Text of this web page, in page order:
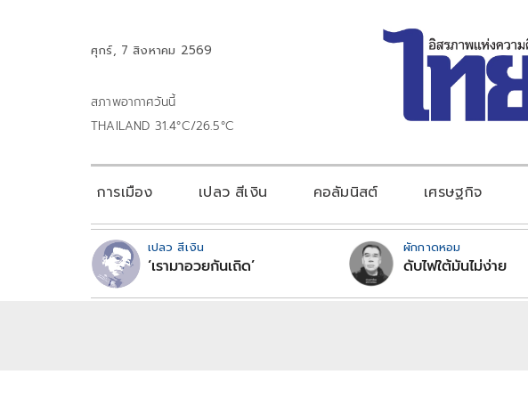
ศุกร์, 7 สิงหาคม 2569
สภาพอากาศวันนี้
THAILAND 31.4°C/26.5°C
การเมือง เปลว สีเงิน คอลัมนิสต์ เศรษฐกิจ
เปลว สีเงิน
‘เรามาอวยกันเถิด’
ผักกาดหอม
ดับไฟใต้มันไม่ง่าย